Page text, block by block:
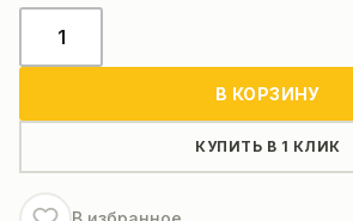
товара
SF808
В КОРЗИНУ
КУПИТЬ В 1 КЛИК